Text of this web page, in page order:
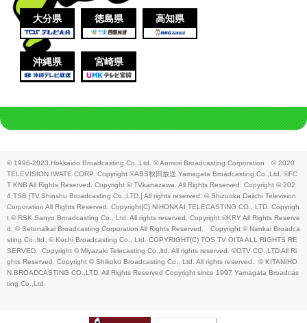
高知県
徳島県
大分県
宮崎県
沖縄県
© 1996-2023,Hokkaido Broadcasting Co.,Ltd. © Aomori Broadcasting Corporation　© 2020
TELEVISION IWATE CORP. Copyright ©︎ABS秋田放送 Yamagata Broadcasting Co.,Ltd. ©︎FC
T KNB All Rights Reserved. Copyright © TVkanazawa. All Rights Reserved. Copyright © 202
4 TSB [TV.Shinshu Broadcasting Co.,LTD.] All rights reserved. © Shizuoka Daiichi Television
Corporation All Rights Reserved. Copyright(C) NIHONKAI TELECASTING CO., LTD. Copyrigh
t © RSK Sanyo Broadcasting Co., Ltd. All rights reserved. Copyright ©KRY All Rights Reserve
d. © Setonaikai Broadcasting Corporation All Rights Reserved.　Copyright © Nankai Broadca
sting Co.,ltd. © Kochi Broadcasting Co., Ltd. COPYRIGHT(C) TOS TV OITA ALL RIGHTS RE
SERVED.  Copyright © Miyazaki Telecasting Co.,ltd. All rights reserved. ©OTV CO.,LTD All Ri
ghts Reserved. Copyright © Shikoku Broadcasting Co., Ltd. All rights reserved.  © KITANIHO
N BROADCASTING CO.,LTD. All Rights Reserved Copyright since 1997 Yamagata Broadcas
ting Co.,Ltd.